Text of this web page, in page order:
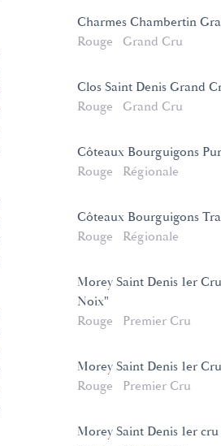
Charmes Chambertin
Rouge
Grand Cru
Clos Saint Denis Grand
Rouge
Grand Cru
Côteaux Bourguigons
Rouge
Régionale
Côteaux Bourguigons
Rouge
Régionale
Morey Saint Denis 1er
Noix"
Rouge
Premier Cru
Morey Saint Denis 1er
Rouge
Premier Cru
Morey Saint Denis 1er